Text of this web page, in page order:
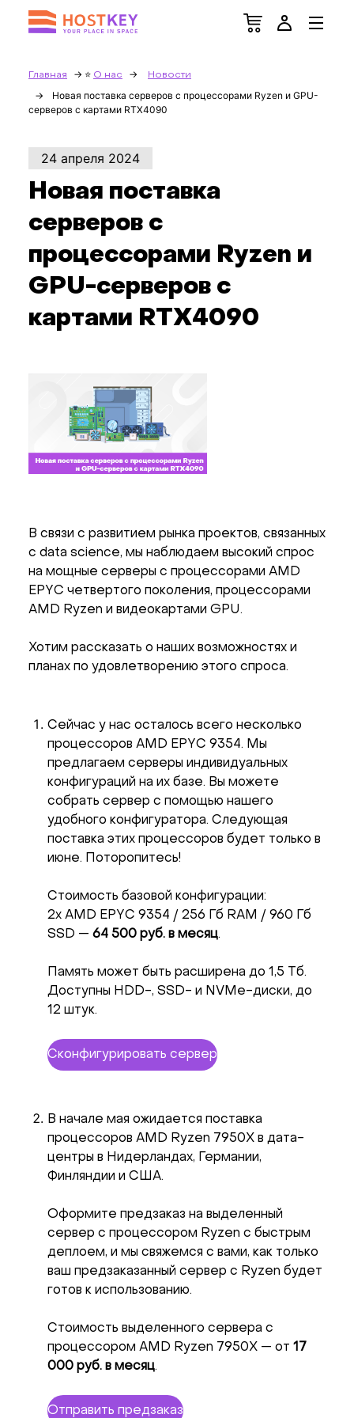
Главная О нас Новости
Новая поставка серверов с процессорами Ryzen и GPU-
серверов с картами RTX4090
24 апреля 2024
Новая поставка
серверов с
процессорами Ryzen и
GPU-серверов с
картами RTX4090
В связи с развитием рынка проектов, связанных
с data science, мы наблюдаем высокий спрос
на мощные серверы с процессорами AMD
EPYC четвертого поколения, процессорами
AMD Ryzen и видеокартами GPU.
Хотим рассказать о наших возможностях и
планах по удовлетворению этого спроса.
Сейчас у нас осталось всего несколько
процессоров AMD EPYC 9354. Мы
предлагаем серверы индивидуальных
конфигураций на их базе. Вы можете
собрать сервер с помощью нашего
удобного конфигуратора. Следующая
поставка этих процессоров будет только в
июне. Поторопитесь!
Стоимость базовой конфигурации:
2x AMD EPYC 9354 / 256 Гб RAM / 960 Гб
SSD — 64 500 руб. в месяц.
Память может быть расширена до 1,5 Тб.
Доступны HDD-, SSD- и NVMe-диски, до
12 штук.
Сконфигурировать сервер
В начале мая ожидается поставка
процессоров AMD Ryzen 7950X в дата-
центры в Нидерландах, Германии,
Финляндии и США.
Оформите предзаказ на выделенный
сервер с процессором Ryzen с быстрым
деплоем, и мы свяжемся с вами, как только
ваш предзаказанный сервер с Ryzen будет
готов к использованию.
Стоимость выделенного сервера с
процессором AMD Ryzen 7950X — от 17
000 руб. в месяц.
Отправить предзаказ